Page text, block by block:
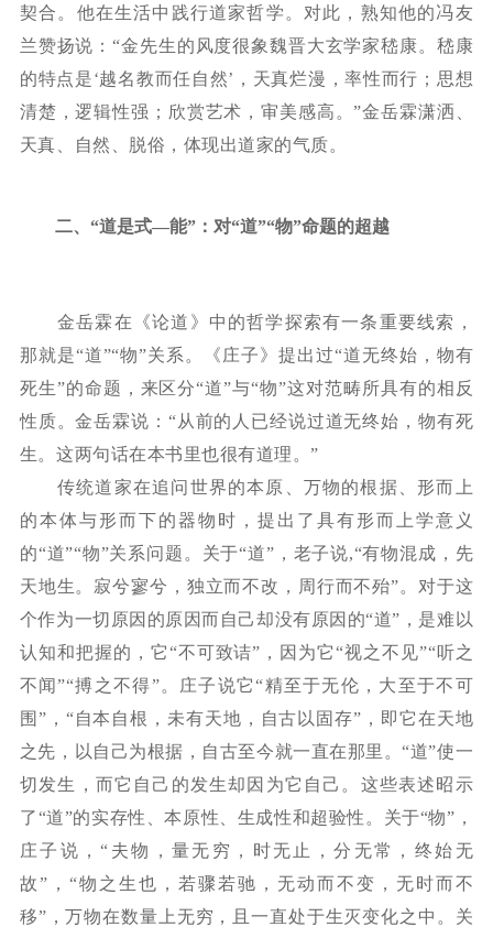
契合。他在生活中践行道家哲学。对此，熟知他的冯友
兰赞扬说：“金先生的风度很象魏晋大玄学家嵇康。嵇康
的特点是‘越名教而任自然’，天真烂漫，率性而行；思想
清楚，逻辑性强；欣赏艺术，审美感高。”金岳霖潇洒、
天真、自然、脱俗，体现出道家的气质。
二、“道是式—能”：对“道”“物”命题的超越
金岳霖在《论道》中的哲学探索有一条重要线索，
那就是“道”“物”关系。《庄子》提出过“道无终始，物有
死生”的命题，来区分“道”与“物”这对范畴所具有的相反
性质。金岳霖说：“从前的人已经说过道无终始，物有死
生。这两句话在本书里也很有道理。”
传统道家在追问世界的本原、万物的根据、形而上
的本体与形而下的器物时，提出了具有形而上学意义
的“道”“物”关系问题。关于“道”，老子说,“有物混成，先
天地生。寂兮寥兮，独立而不改，周行而不殆”。对于这
个作为一切原因的原因而自己却没有原因的“道”，是难以
认知和把握的，它“不可致诘”，因为它“视之不见”“听之
不闻”“搏之不得”。庄子说它“精至于无伦，大至于不可
围”，“自本自根，未有天地，自古以固存”，即它在天地
之先，以自己为根据，自古至今就一直在那里。“道”使一
切发生，而它自己的发生却因为它自己。这些表述昭示
了“道”的实存性、本原性、生成性和超验性。关于“物”，
庄子说，“夫物，量无穷，时无止，分无常，终始无
故”，“物之生也，若骤若驰，无动而不变，无时而不
移”，万物在数量上无穷，且一直处于生灭变化之中。关